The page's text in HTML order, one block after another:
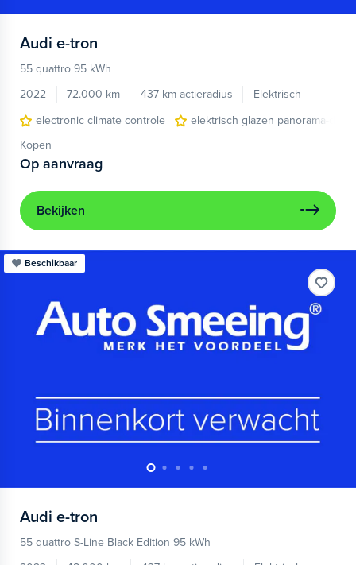
Audi e-tron
55 quattro 95 kWh
2022
72.000 km 437 km actieradius
Elektrisch
electronic climate controle
elektrisch glazen panorama-dak
Kopen
Op aanvraag
Bekijken
Beschikbaar
Audi e-tron
55 quattro S-Line Black Edition 95 kWh